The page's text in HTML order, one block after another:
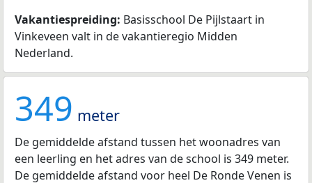
Vakantiespreiding: Basisschool De Pijlstaart in
Vinkeveen valt in de vakantieregio Midden
Nederland.
349 meter
De gemiddelde afstand tussen het woonadres van
een leerling en het adres van de school is 349 meter.
De gemiddelde afstand voor heel De Ronde Venen is